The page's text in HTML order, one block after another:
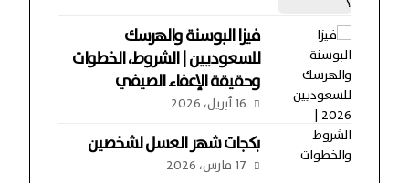
فيزا البوسنة والهرسك
للسعوديين | الشروط، الخطوات
وحقيقة الإعفاء الصيفي
16 أبريل، 2026
بكجات شهر العسل لشخصين
17 مارس، 2026